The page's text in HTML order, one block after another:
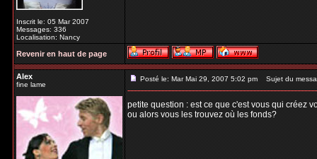
Inscrit le: 05 Mar 2007
Messages: 336
Localisation: Nancy
Revenir en haut de page
Alex
fine lame
Posté le: Mar Mai 29, 2007 5:02 pm Sujet du
petite question : est ce que c'est vous qui créez
ou alors vous les trouvez où les fonds?